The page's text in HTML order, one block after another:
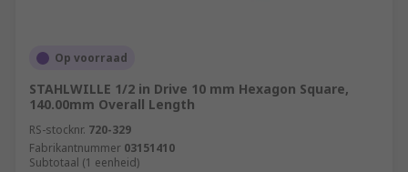
Op voorraad
STAHLWILLE 1/2 in Drive 10 mm Hexagon Square,
140.00mm Overall Length
RS-stocknr. 720-329
Fabrikantnummer 03151410
Subtotaal (1 eenheid)